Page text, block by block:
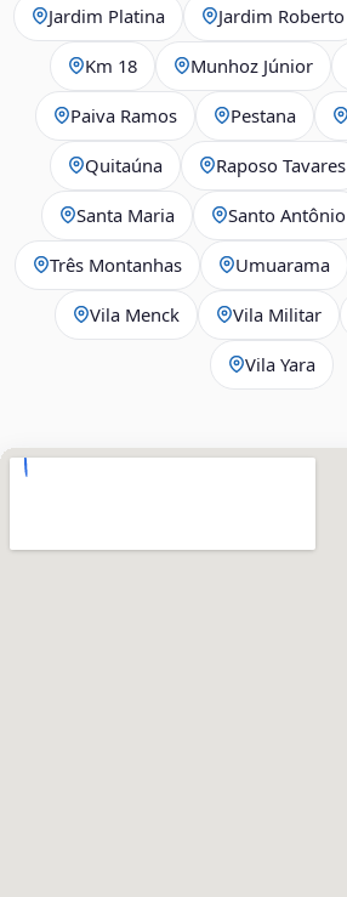
Jardim Platina Jardim Roberto
Km 18 Munhoz Júnior
Paiva Ramos Pestana
Quitaúna Raposo Tavares
Santa Maria Santo Antônio
Três Montanhas Umuarama
Vila Menck Vila Militar
Vila Yara